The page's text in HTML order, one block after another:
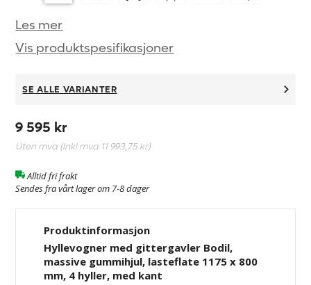
Les mer
Vis produktspesifikasjoner
SE ALLE VARIANTER
9 595 kr
Uten mva (Inkl mva 11 993,75 kr)
Alltid fri frakt
Sendes fra vårt lager om 7-8 dager
Produktinformasjon
Hyllevogner med gittergavler Bodil,
massive gummihjul, lasteflate 1175 x 800
mm, 4 hyller, med kant